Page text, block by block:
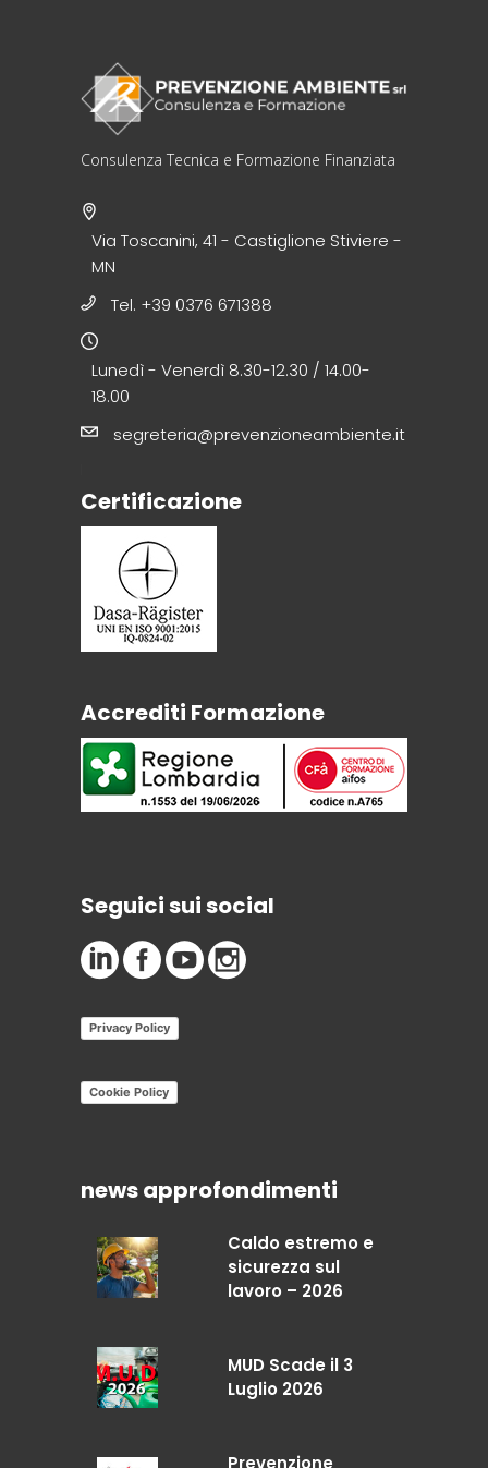
Consulenza Tecnica e Formazione Finanziata
Via Toscanini, 41 - Castiglione Stiviere -
MN
Tel. +39 0376 671388
Lunedì - Venerdì 8.30-12.30 / 14.00-
18.00
segreteria@prevenzioneambiente.it
Certificazione
Accrediti Formazione
Seguici sui social
Privacy Policy
Cookie Policy
news approfondimenti
Caldo estremo e
sicurezza sul
lavoro – 2026
MUD Scade il 3
Luglio 2026
Prevenzione